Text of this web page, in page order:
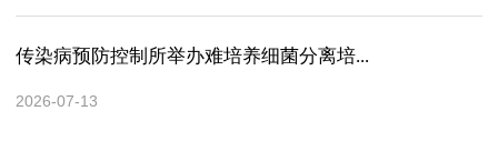
传染病预防控制所举办难培养细菌分离培...
2026-07-13